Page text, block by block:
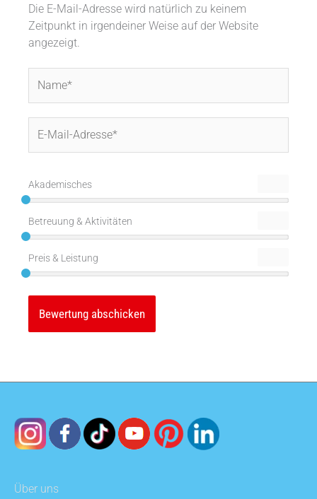
Die E-Mail-Adresse wird natürlich zu keinem
Zeitpunkt in irgendeiner Weise auf der Website
angezeigt.
Mail-
Akademisches
Betreuung & Aktivitäten
Preis & Leistung
Über uns